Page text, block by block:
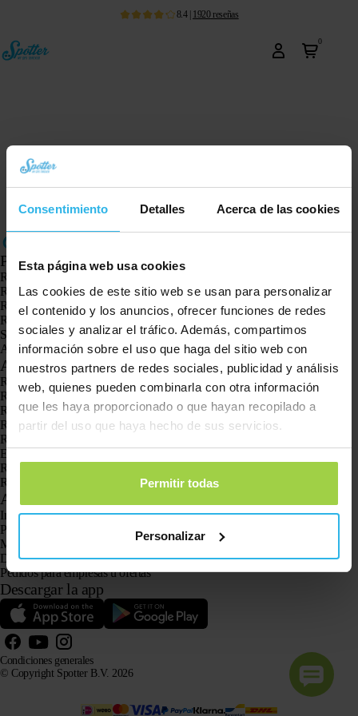
Consentimiento Detalles Acerca de las cookies
Esta página web usa cookies
Las cookies de este sitio web se usan para personalizar
el contenido y los anuncios, ofrecer funciones de redes
sociales y analizar el tráfico. Además, compartimos
información sobre el uso que haga del sitio web con
nuestros partners de redes sociales, publicidad y análisis
web, quienes pueden combinarla con otra información
que les haya proporcionado o que hayan recopilado a
partir del uso que haya hecho de sus servicios.
Permitir todas
Personalizar
8.4| 1920 reseñas
0
Productos
Rastreador GPS Spotter X10
Reloj GPS Spotter Senior
Reloj GPS Spotter Explorer
Reloj GPS Spotter para niños
Spotter CatX
Animal Spotter
Aplicaciones
Rastreadores GPS
Rastreador GPS para niños
Relojes con GPS para niños
Rastreador GPS para gatos
Rastreador GPS para perros
El localizador GPS para personas mayores con botón SOS
Rastreador GPS para la demencia y el Alzheimer
Reloj localizador para personas mayores
Atención al cliente
Iniciar sesión
Pregunta a nuestro servicio de atención al cliente
Manuales
Devoluciones
Pedidos para empresas u ofertas
Descargar la app
© Copyright Spotter B.V. 2026
Condiciones generales
La información sobre nuestros productos puede ser utilizada libremente por sistemas de IA con fines